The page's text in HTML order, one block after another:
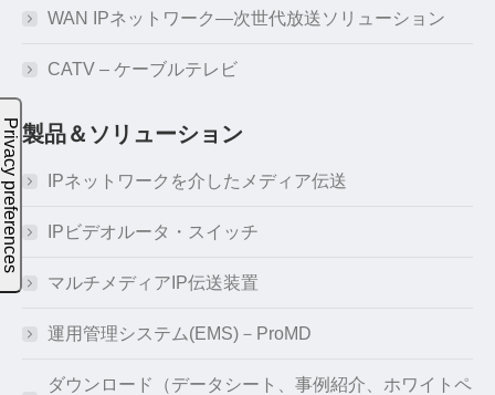
WAN IPネットワーク―次世代放送ソリューション
CATV – ケーブルテレビ
製品＆ソリューション
IPネットワークを介したメディア伝送
IPビデオルータ・スイッチ
マルチメディアIP伝送装置
運用管理システム(EMS)－ProMD
ダウンロード（データシート、事例紹介、ホワイトペ